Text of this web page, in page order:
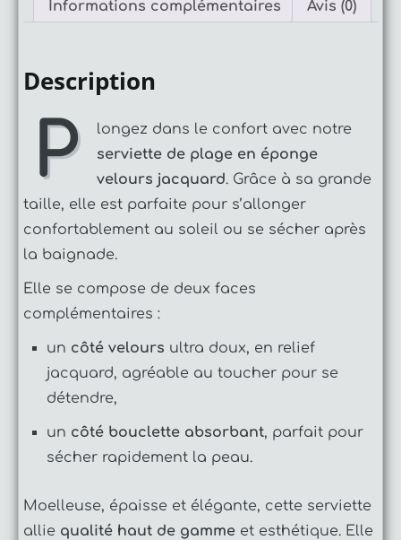
Informations complémentaires
Avis (0)
Description
P
longez dans le confort avec notre
serviette de plage en éponge
velours jacquard. Grâce à sa grande
taille, elle est parfaite pour s’allonger
confortablement au soleil ou se sécher après
la baignade.
Elle se compose de deux faces
complémentaires :
un côté velours ultra doux, en relief
jacquard, agréable au toucher pour se
détendre,
un côté bouclette absorbant, parfait pour
sécher rapidement la peau.
Moelleuse, épaisse et élégante, cette serviette
allie qualité haut de gamme et esthétique. Elle